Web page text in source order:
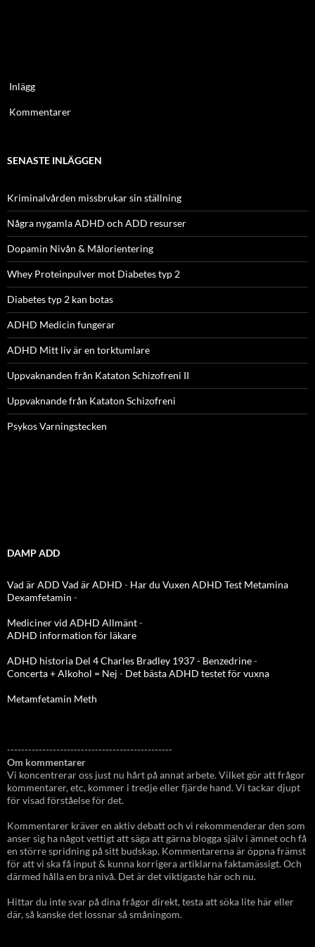
Inlägg
Kommentarer
SENASTE INLÄGGEN
Kriminalvården missbrukar sin ställning
Några nygamla ADHD och ADD resurser
Dopamin Nivån & Målorientering
Whey Proteinpulver mot Diabetes typ 2
Diabetes typ 2 kan botas
ADHD Medicin fungerar
ADHD Mitt liv är en torktumlare
Uppvaknanden från Kataton Schizofreni II
Uppvaknande från Kataton Schizofreni
Psykos Varningstecken
DAMP ADD
Vad är ADD Vad är ADHD - Har du Vuxen ADHD Test Metamina
Dexamfetamin -
Mediciner vid ADHD Allmänt-
ADHD information för läkare
ADHD historia Del 4 Charles Bradley 1937 - Benzedrine-
Concerta + Alkohol = Nej - Det bästa ADHD testet för vuxna
Metamfetamin Meth
-----------------------------------------------
Om kommentarer
Vi koncentrerar oss just nu hårt på annat arbete. Vilket gör att frågor
kommentarer, etc, kommer i tredje eller fjärde hand. Vi tackar djupt
för visad förståelse för det.
Kommentarer kräver en aktiv debatt och vi rekommenderar den som
anser sig ha något vettigt att säga att gärna blogga själv i ämnet och få
en större spridning på sitt budskap. Kommentarerna är öppna främst
för att vi ska få input & kunna korrigera artiklarna faktamässigt. Och
därmed hålla en bra nivå. Det är det viktigaste här och nu.
Hittar du inte svar på dina frågor direkt, testa att söka lite här eller
där, så kanske det lossnar så småningom.